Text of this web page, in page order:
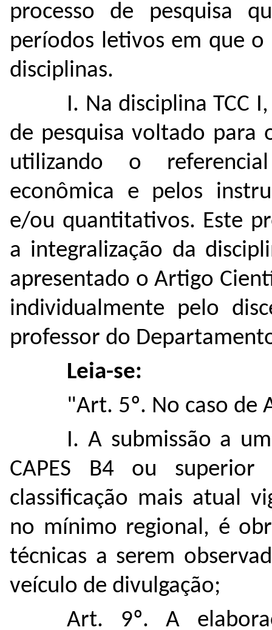
processo de pesquisa
períodos letivos em que
disciplinas.
I. Na disciplina TCC
de pesquisa voltado para
utilizando o
econômica e pelos
e/ou quantitativos. Este
a integralização da
apresentado o Artigo
individualmente pelo
professor do
Leia-se:
"Art. 5º. No caso de
I. A submissão a
CAPES B4 ou
classificação mais atual
no mínimo regional, é
técnicas a serem
veículo de divulgação;
Art. 9º. A